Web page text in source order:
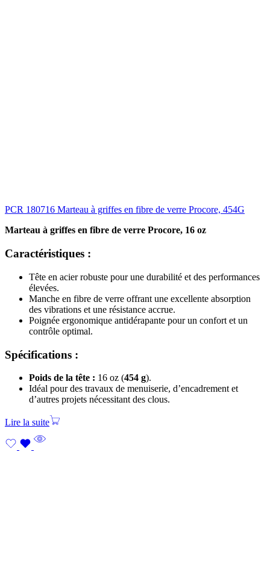
PCR 180716 Marteau à griffes en fibre de verre Procore, 454G
Marteau à griffes en fibre de verre Procore, 16 oz
Caractéristiques :
Tête en acier robuste pour une durabilité et des performances
élevées.
Manche en fibre de verre offrant une excellente absorption
des vibrations et une résistance accrue.
Poignée ergonomique antidérapante pour un confort et un
contrôle optimal.
Spécifications :
Poids de la tête : 16 oz (454 g).
Idéal pour des travaux de menuiserie, d’encadrement et
d’autres projets nécessitant des clous.
Lire la suite